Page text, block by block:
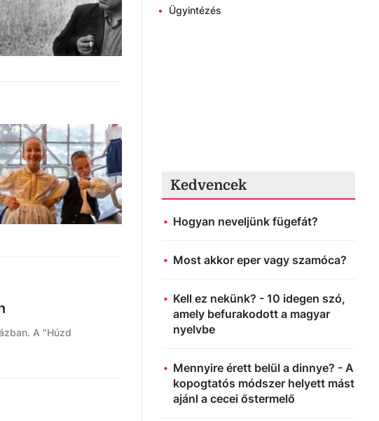
A "Húzd
• Ügyintézés
Kedvencek
Hogyan neveljünk fügefát?
Most akkor eper vagy szamóca?
Kell ez nekünk? - 10 idegen szó,
amely befurakodott a magyar
nyelvbe
Mennyire érett belül a dinnye? - A
kopogtatós módszer helyett mást
ajánl a cecei őstermelő